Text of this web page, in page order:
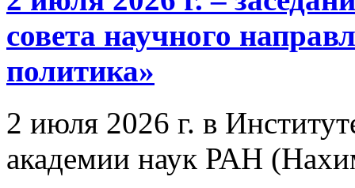
совета научного
политика»
2 июля 2026 г. в
академии наук РАН